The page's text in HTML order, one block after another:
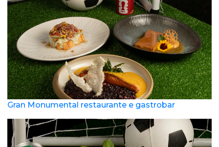
Gran Monumental restaurante e gastrobar